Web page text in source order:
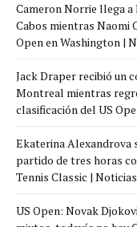
Cameron Norrie llega
Cabos mientras Naomi
Open en Washington |
Jack Draper recibió un
Montreal mientras
clasificación del US
Ekaterina Alexandrova
partido de tres horas
Tennis Classic |
US Open: Novak